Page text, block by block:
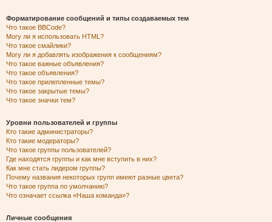
Форматирование сообщений и типы создаваемых тем
Что такое BBCode?
Могу ли я использовать HTML?
Что такое смайлики?
Могу ли я добавлять изображения к сообщениям?
Что такое важные объявления?
Что такое объявления?
Что такое прилепленные темы?
Что такое закрытые темы?
Что такое значки тем?
Уровни пользователей и группы
Кто такие администраторы?
Кто такие модераторы?
Что такое группы пользователей?
Где находятся группы и как мне вступить в них?
Как мне стать лидером группы?
Почему названия некоторых групп имеют разные цвета?
Что такое группа по умолчанию?
Что означает ссылка «Наша команда»?
Личные сообщения